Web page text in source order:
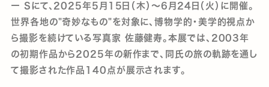
ー Sにて、2025年5月15日（木）～6月24日（火）に開催。
世界各地の"奇妙なもの"を対象に、博物学的・美学的視点か
ら撮影を続けている写真家 佐藤健寿。本展では、2003年
の初期作品から2025年の新作まで、同氏の旅の軌跡を通し
て撮影された作品140点が展示されます。